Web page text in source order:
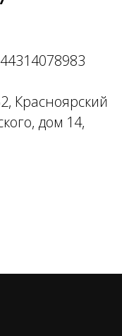
Красноярский
дом 14,